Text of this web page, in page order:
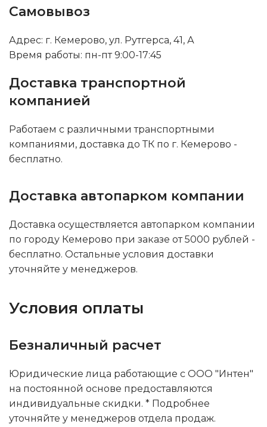
Самовывоз
Адрес: г. Кемерово, ул. Рутгерса, 41, А
Время работы: пн-пт 9:00-17:45
Доставка транспортной
компанией
Работаем с различными транспортными
компаниями, доставка до ТК по г. Кемерово -
бесплатно.
Доставка автопарком компании
Доставка осуществляется автопарком компании
по городу Кемерово при заказе от 5000 рублей -
бесплатно. Остальные условия доставки
уточняйте у менеджеров.
Условия оплаты
Безналичный расчет
Юридические лица работающие с ООО "Интен"
на постоянной основе предоставляются
индивидуальные скидки. * Подробнее
уточняйте у менеджеров отдела продаж.